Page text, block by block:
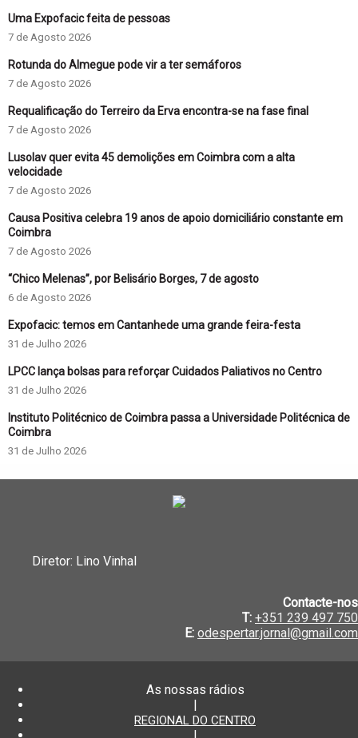
Uma Expofacic feita de pessoas
7 de Agosto 2026
Rotunda do Almegue pode vir a ter semáforos
7 de Agosto 2026
Requalificação do Terreiro da Erva encontra-se na fase final
7 de Agosto 2026
Lusolav quer evita 45 demolições em Coimbra com a alta
velocidade
7 de Agosto 2026
Causa Positiva celebra 19 anos de apoio domiciliário constante em
Coimbra
7 de Agosto 2026
“Chico Melenas”, por Belisário Borges, 7 de agosto
6 de Agosto 2026
Expofacic: temos em Cantanhede uma grande feira-festa
31 de Julho 2026
LPCC lança bolsas para reforçar Cuidados Paliativos no Centro
31 de Julho 2026
Instituto Politécnico de Coimbra passa a Universidade Politécnica de
Coimbra
31 de Julho 2026
Diretor: Lino Vinhal
Contacte-nos
T: +351 239 497 750
E: odespertar.jornal@gmail.com
As nossas rádios
|
REGIONAL DO CENTRO